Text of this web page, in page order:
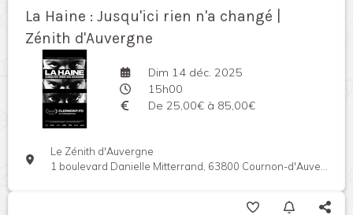
La Haine : Jusqu'ici rien n'a changé |
Zénith d'Auvergne
Dim 14 déc. 2025
15h00
De 25,00€ à 85,00€
Le Zénith d'Auvergne
1 boulevard Danielle Mitterrand, 63800 Cournon-d'Auvergne, France